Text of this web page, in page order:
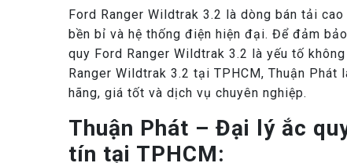
Ford Ranger Wildtrak 3.2 là dòng bán tải
bền bỉ và hệ thống điện hiện đại. Để đảm
quy Ford Ranger Wildtrak 3.2 là yếu tố
Ranger Wildtrak 3.2 tại TPHCM, Thuận
hãng, giá tốt và dịch vụ chuyên nghiệp.
Thuận Phát – Đại lý ắc
tín tại TPHCM: